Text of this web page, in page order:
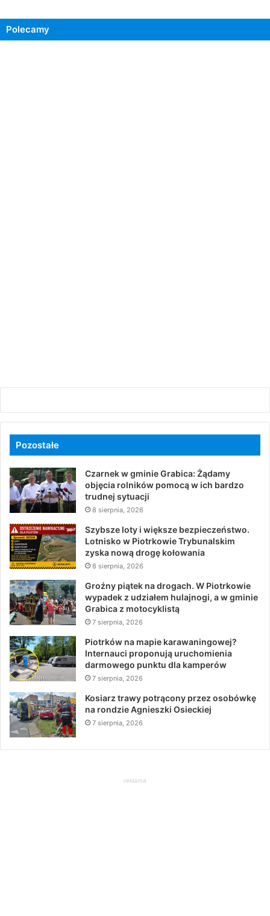
Polecamy
Pozostałe
Czarnek w gminie Grabica: Żądamy
objęcia rolników pomocą w ich bardzo
trudnej sytuacji
8 sierpnia, 2026
Szybsze loty i większe bezpieczeństwo.
Lotnisko w Piotrkowie Trybunalskim
zyska nową drogę kołowania
8 sierpnia, 2026
Groźny piątek na drogach. W Piotrkowie
wypadek z udziałem hulajnogi, a w gminie
Grabica z motocyklistą
7 sierpnia, 2026
Piotrków na mapie karawaningowej?
Internauci proponują uruchomienia
darmowego punktu dla kamperów
7 sierpnia, 2026
Kosiarz trawy potrącony przez osobówkę
na rondzie Agnieszki Osieckiej
7 sierpnia, 2026
reklama